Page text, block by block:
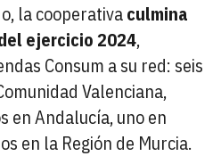
la cooperativaculmina
ejercicio 2024,
Consum a su red: seis
Valenciana,
en Andalucía, uno en
en la Región de Murcia.